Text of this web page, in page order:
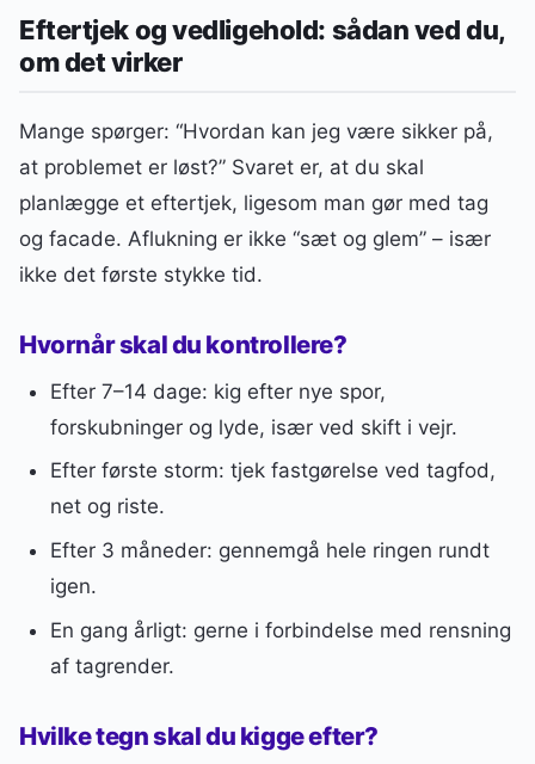
Eftertjek og vedligehold: sådan ved du,
om det virker
Mange spørger: “Hvordan kan jeg være sikker på,
at problemet er løst?” Svaret er, at du skal
planlægge et eftertjek, ligesom man gør med tag
og facade. Aflukning er ikke “sæt og glem” – især
ikke det første stykke tid.
Hvornår skal du kontrollere?
Efter 7–14 dage: kig efter nye spor,
forskubninger og lyde, især ved skift i vejr.
Efter første storm: tjek fastgørelse ved tagfod,
net og riste.
Efter 3 måneder: gennemgå hele ringen rundt
igen.
En gang årligt: gerne i forbindelse med rensning
af tagrender.
Hvilke tegn skal du kigge efter?